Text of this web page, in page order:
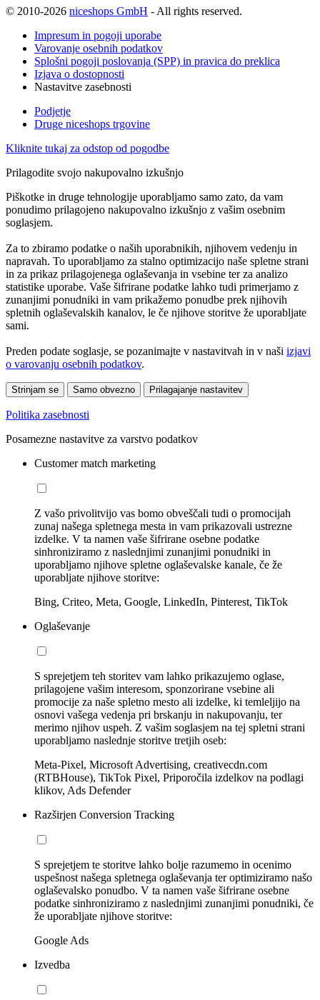
© 2010-2026 niceshops GmbH - All rights reserved.
Impresum in pogoji uporabe
Varovanje osebnih podatkov
Splošni pogoji poslovanja (SPP) in pravica do preklica
Izjava o dostopnosti
Nastavitve zasebnosti
Podjetje
Druge niceshops trgovine
Kliknite tukaj za odstop od pogodbe
Prilagodite svojo nakupovalno izkušnjo
Piškotke in druge tehnologije uporabljamo samo zato, da vam
ponudimo prilagojeno nakupovalno izkušnjo z vašim osebnim
soglasjem.
Za to zbiramo podatke o naših uporabnikih, njihovem vedenju in
napravah. To uporabljamo za stalno optimizacijo naše spletne strani
in za prikaz prilagojenega oglaševanja in vsebine ter za analizo
statistike uporabe. Vaše šifrirane podatke lahko tudi primerjamo z
zunanjimi ponudniki in vam prikažemo ponudbe prek njihovih
spletnih oglaševalskih kanalov, le če njihove storitve že uporabljate
sami.
Preden podate soglasje, se pozanimajte v nastavitvah in v naši izjavi
o varovanju osebnih podatkov.
Strinjam se Samo obvezno Prilagajanje nastavitev
Politika zasebnosti
Posamezne nastavitve za varstvo podatkov
Customer match marketing
Z vašo privolitvijo vas bomo obveščali tudi o promocijah
zunaj našega spletnega mesta in vam prikazovali ustrezne
izdelke. V ta namen vaše šifrirane osebne podatke
sinhroniziramo z naslednjimi zunanjimi ponudniki in
uporabljamo njihove spletne oglaševalske kanale, če že
uporabljate njihove storitve:
Bing, Criteo, Meta, Google, LinkedIn, Pinterest, TikTok
Oglaševanje
S sprejetjem teh storitev vam lahko prikazujemo oglase,
prilagojene vašim interesom, sponzorirane vsebine ali
promocije za naše spletno mesto ali izdelke, ki temleljijo na
osnovi vašega vedenja pri brskanju in nakupovanju, ter
merimo njihov uspeh. Z vašim soglasjem na tej spletni strani
uporabljamo naslednje storitve tretjih oseb:
Meta-Pixel, Microsoft Advertising, creativecdn.com
(RTBHouse), TikTok Pixel, Priporočila izdelkov na podlagi
klikov, Ads Defender
Razširjen Conversion Tracking
S sprejetjem te storitve lahko bolje razumemo in ocenimo
uspešnost našega spletnega oglaševanja ter optimiziramo našo
oglaševalsko ponudbo. V ta namen vaše šifrirane osebne
podatke sinhroniziramo z naslednjimi zunanjimi ponudniki, če
že uporabljate njihove storitve:
Google Ads
Izvedba